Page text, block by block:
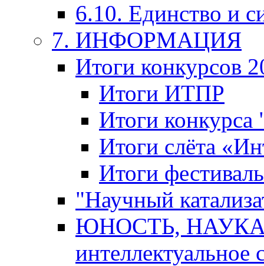
6.10. Единство и
7. ИНФОРМАЦИЯ
Итоги конкурсов
Итоги ИТПР
Итоги
Итоги слёта
Итоги
"Научный
ЮНОСТЬ,
интеллектуальное